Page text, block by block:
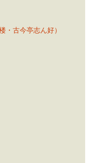
・古今亭志ん好）